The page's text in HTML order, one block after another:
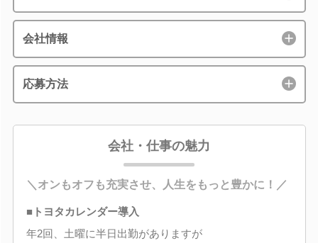
会社情報
応募方法
会社・仕事の魅力
＼オンもオフも充実させ、人生をもっと豊かに！／
■トヨタカレンダー導入
年2回、土曜に半日出勤がありますが